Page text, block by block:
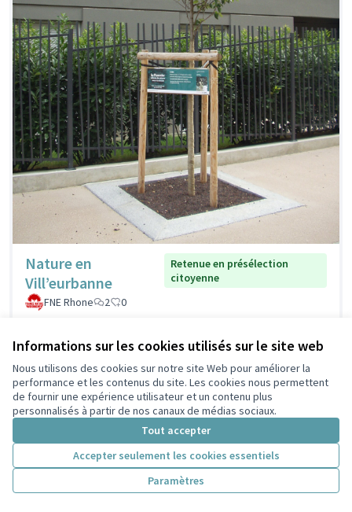
Informations sur les cookies utilisés sur le site web
Nous utilisons des cookies sur notre site Web pour améliorer la
performance et les contenus du site. Les cookies nous permettent
de fournir une expérience utilisateur et un contenu plus
personnalisés à partir de nos canaux de médias sociaux.
Tout accepter
Accepter seulement les cookies essentiels
Paramètres
Nature en
Vill’eurbanne
Retenue en présélection
citoyenne
FNE Rhone
2 0